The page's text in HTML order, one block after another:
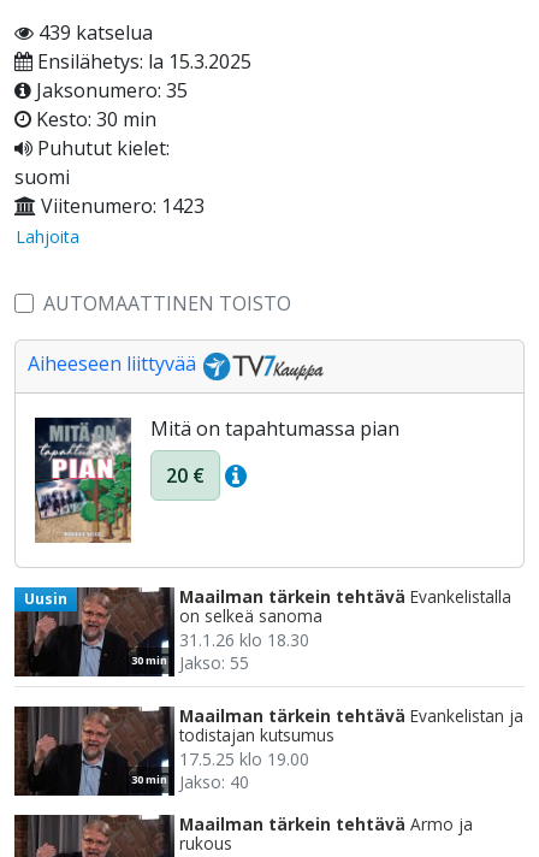
439 katselua
Ensilähetys: la 15.3.2025
Jaksonumero: 35
Kesto: 30 min
Puhutut kielet:
suomi
Viitenumero: 1423
Lahjoita
AUTOMAATTINEN TOISTO
Aiheeseen liittyvää
Mitä on tapahtumassa pian
20 €
30 min
Uusin Maailman tärkein tehtävä Evankelistalla
on selkeä sanoma
31.1.26 klo 18.30
Jakso: 55
30 min
Maailman tärkein tehtävä Evankelistan ja
todistajan kutsumus
17.5.25 klo 19.00
Jakso: 40
Maailman tärkein tehtävä Armo ja
rukous